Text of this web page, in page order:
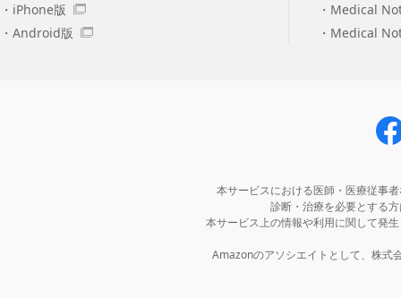
iPhone版
Android版
Medical
Medical
本サービスにおける医師・医療従事
診断・治療を必要とする
本サービス上の情報や利用に関して発
Amazonのアソシエイトとして、株式